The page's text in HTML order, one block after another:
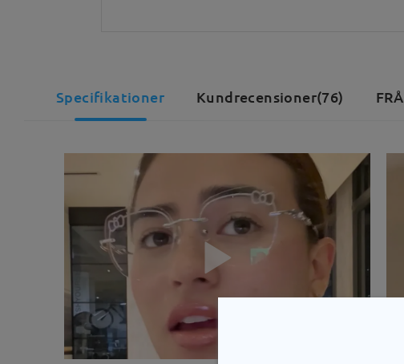
Specifikationer Kundrecensioner(76)